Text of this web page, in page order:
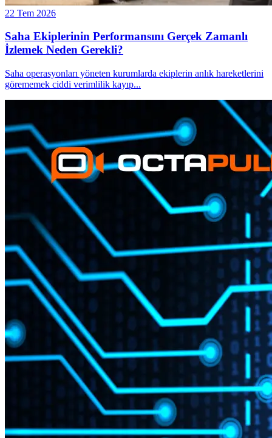
22 Tem 2026
Saha Ekiplerinin Performansını Gerçek Zamanlı
İzlemek Neden Gerekli?
Saha operasyonları yöneten kurumlarda ekiplerin anlık hareketlerini
görememek ciddi verimlilik kayıp...